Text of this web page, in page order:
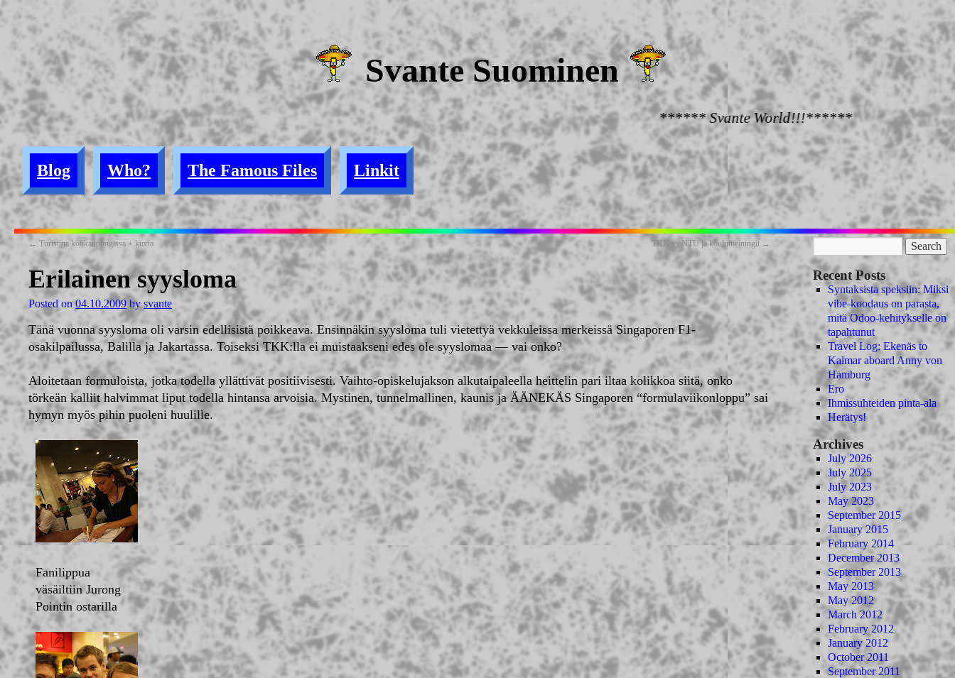
Svante Suominen
****** Svante World!!!******
Blog Who? The Famous Files Linkit
← Turistina kotikaupungissa + kuvia TKK vs NTU ja koulumeiningit →
Erilainen syysloma
Posted on 04.10.2009 by svante
Tänä vuonna syysloma oli varsin edellisistä poikkeava. Ensinnäkin syysloma tuli vietettyä vekkuleissa merkeissä Singaporen F1-
osakilpailussa, Balilla ja Jakartassa. Toiseksi TKK:lla ei muistaakseni edes ole syyslomaa — vai onko?
Aloitetaan formuloista, jotka todella yllättivät positiivisesti. Vaihto-opiskelujakson alkutaipaleella heittelin pari iltaa kolikkoa siitä, onko
törkeän kalliit halvimmat liput todella hintansa arvoisia. Mystinen, tunnelmallinen, kaunis ja ÄÄNEKÄS Singaporen “formulaviikonloppu” sai
hymyn myös pihin puoleni huulille.
Fanilippua
väsäiltiin Jurong
Pointin ostarilla
Recent Posts
Syntaksista speksiin: Miksi
vibe-koodaus on parasta,
mitä Odoo-kehitykselle on
tapahtunut
Travel Log: Ekenäs to
Kalmar aboard Anny von
Hamburg
Ero
Ihmissuhteiden pinta-ala
Herätys!
Archives
July 2026
July 2025
July 2023
May 2023
September 2015
January 2015
February 2014
December 2013
September 2013
May 2013
May 2012
March 2012
February 2012
January 2012
October 2011
September 2011